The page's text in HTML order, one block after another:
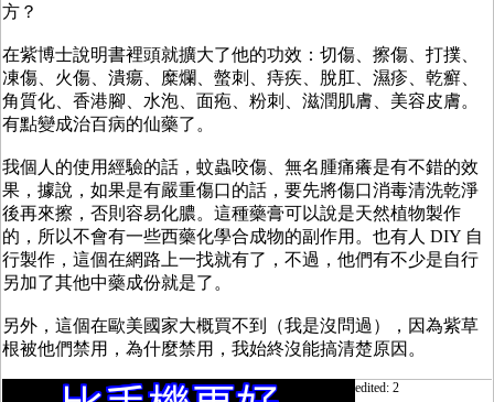
方？
在紫博士說明書裡頭就擴大了他的功效：切傷、擦傷、打撲、
凍傷、火傷、潰瘍、糜爛、螫刺、痔疾、脫肛、濕疹、乾癬、
角質化、香港腳、水泡、面疱、粉刺、滋潤肌膚、美容皮膚。
有點變成治百病的仙藥了。
我個人的使用經驗的話，蚊蟲咬傷、無名腫痛癢是有不錯的效
果，據說，如果是有嚴重傷口的話，要先將傷口消毒清洗乾淨
後再來擦，否則容易化膿。這種藥膏可以說是天然植物製作
的，所以不會有一些西藥化學合成物的副作用。也有人 DIY 自
行製作，這個在網路上一找就有了，不過，他們有不少是自行
另加了其他中藥成份就是了。
另外，這個在歐美國家大概買不到（我是沒問過），因為紫草
根被他們禁用，為什麼禁用，我始終沒能搞清楚原因。
edited: 2